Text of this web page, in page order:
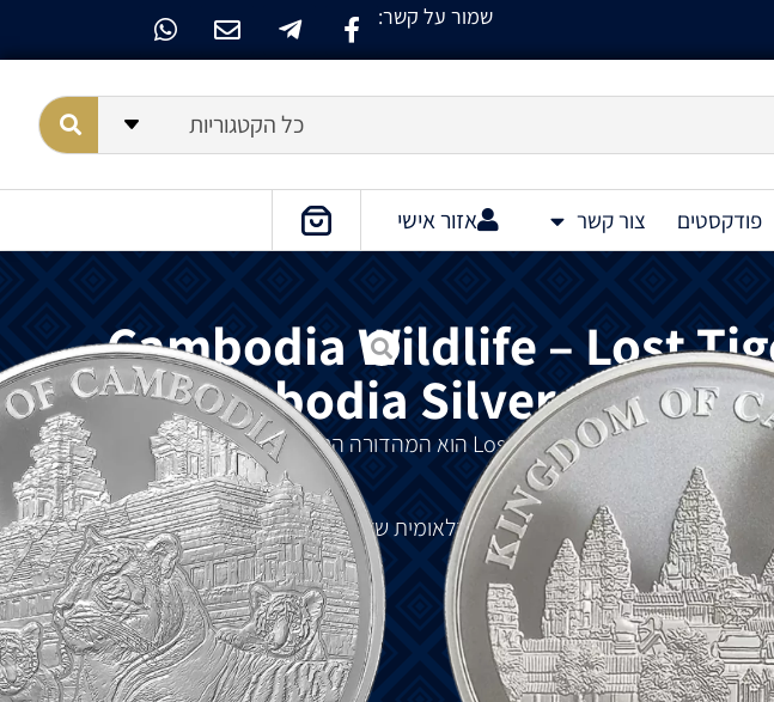
שמור על קשר:
כל הקטגוריות
פודקסטים צור קשר אזור אישי
Cambodia Wildlife – Lost
Cambodia Silver Coin 1
המהדורה הרביעיתשלסדרתCambodia
למדינההראשונהשהכירה בהכחדההלאומיתשלהנמריםבשנת2017 ופיתחהצעדים